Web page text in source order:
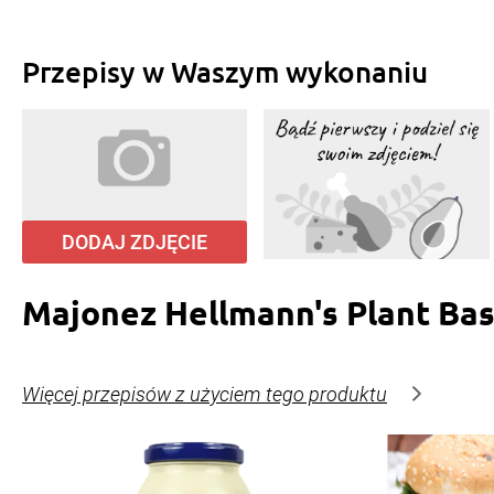
Przepisy w Waszym wykonaniu
DODAJ ZDJĘCIE
Majonez Hellmann's Plant
Więcej przepisów z użyciem tego produktu